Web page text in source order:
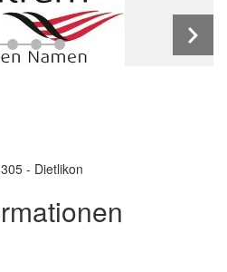
- Dietlikon